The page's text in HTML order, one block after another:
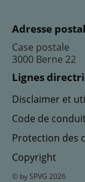
Adresse
Case
3000 Berne 22
Lignes
Disclaimer et
Code de
Protection des
Copyright
© by SPVG 2026